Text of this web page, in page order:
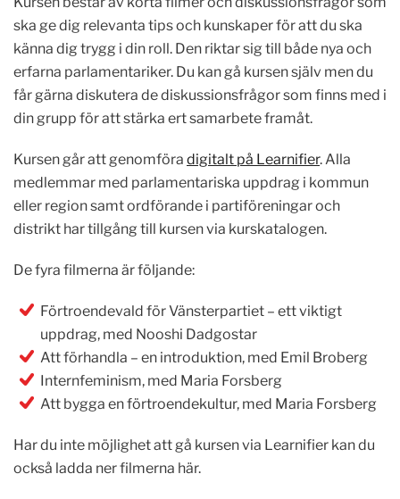
ska ge dig relevanta tips och kunskaper för att du ska
känna dig trygg i din roll. Den riktar sig till både nya och
erfarna parlamentariker. Du kan gå kursen själv men du
får gärna diskutera de diskussionsfrågor som finns med i
din grupp för att stärka ert samarbete framåt.
Kursen går att genomföra digitalt på Learnifier. Alla
medlemmar med parlamentariska uppdrag i kommun
eller region samt ordförande i partiföreningar och
distrikt har tillgång till kursen via kurskatalogen.
De fyra filmerna är följande:
Förtroendevald för Vänsterpartiet – ett viktigt
uppdrag, med Nooshi Dadgostar
Att förhandla – en introduktion, med Emil Broberg
Internfeminism, med Maria Forsberg
Att bygga en förtroendekultur, med Maria Forsberg
Har du inte möjlighet att gå kursen via Learnifier kan du
också ladda ner filmerna här.